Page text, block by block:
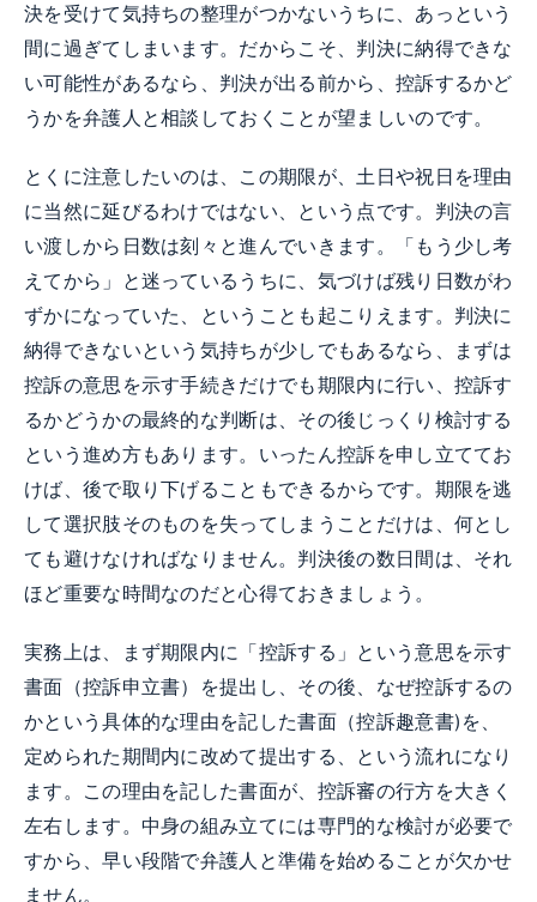
決を受けて気持ちの整理がつかないうちに、あっという
間に過ぎてしまいます。だからこそ、判決に納得できな
い可能性があるなら、判決が出る前から、控訴するかど
うかを弁護人と相談しておくことが望ましいのです。
とくに注意したいのは、この期限が、土日や祝日を理由
に当然に延びるわけではない、という点です。判決の言
い渡しから日数は刻々と進んでいきます。「もう少し考
えてから」と迷っているうちに、気づけば残り日数がわ
ずかになっていた、ということも起こりえます。判決に
納得できないという気持ちが少しでもあるなら、まずは
控訴の意思を示す手続きだけでも期限内に行い、控訴す
るかどうかの最終的な判断は、その後じっくり検討する
という進め方もあります。いったん控訴を申し立ててお
けば、後で取り下げることもできるからです。期限を逃
して選択肢そのものを失ってしまうことだけは、何とし
ても避けなければなりません。判決後の数日間は、それ
ほど重要な時間なのだと心得ておきましょう。
実務上は、まず期限内に「控訴する」という意思を示す
書面（控訴申立書）を提出し、その後、なぜ控訴するの
かという具体的な理由を記した書面（控訴趣意書)を、
定められた期間内に改めて提出する、という流れになり
ます。この理由を記した書面が、控訴審の行方を大きく
左右します。中身の組み立てには専門的な検討が必要で
すから、早い段階で弁護人と準備を始めることが欠かせ
ません。